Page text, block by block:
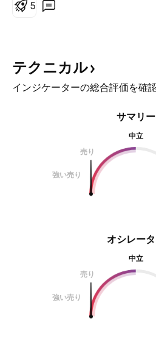
5
テクニカル
インジケーターの総合評価を確
オシレー
中立
売り
強い売り
サマリー
中立
売り
強い売り